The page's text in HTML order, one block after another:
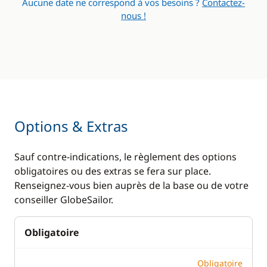
Générateur
Aucune date ne correspond à vos besoins ? Contactez-
nous !
Options & Extras
Sauf contre-indications, le règlement des options
obligatoires ou des extras se fera sur place.
Renseignez-vous bien auprès de la base ou de votre
conseiller GlobeSailor.
Obligatoire
Obligatoire